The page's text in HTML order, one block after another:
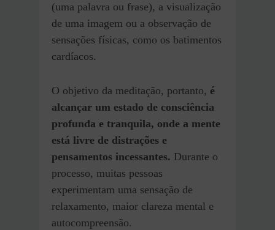
(uma palavra ou frase), a visualização
de uma imagem ou a observação de
sensações físicas, como os batimentos
cardíacos.
O objetivo da meditação, portanto, é
alcançar um estado de consciência
profunda e tranquila, onde a mente
está livre de distrações e
pensamentos incessantes. Durante o
processo, muitas pessoas
experimentam uma sensação de
relaxamento, maior clareza mental e
autocompreensão.